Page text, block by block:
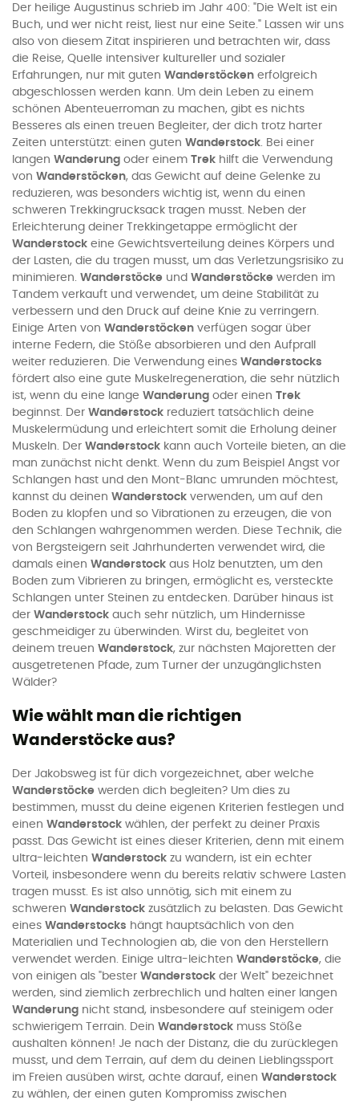
Der heilige Augustinus schrieb im Jahr 400: "Die Welt ist ein
Buch, und wer nicht reist, liest nur eine Seite." Lassen wir uns
also von diesem Zitat inspirieren und betrachten wir, dass
die Reise, Quelle intensiver kultureller und sozialer
Erfahrungen, nur mit guten Wanderstöcken erfolgreich
abgeschlossen werden kann. Um dein Leben zu einem
schönen Abenteuerroman zu machen, gibt es nichts
Besseres als einen treuen Begleiter, der dich trotz harter
Zeiten unterstützt: einen guten Wanderstock . Bei einer
langen Wanderung oder einem Trek hilft die Verwendung
von Wanderstöcken, das Gewicht auf deine Gelenke zu
reduzieren, was besonders wichtig ist, wenn du einen
schweren Trekkingrucksack tragen musst. Neben der
Erleichterung deiner Trekkingetappe ermöglicht der
Wanderstock eine Gewichtsverteilung deines Körpers und
der Lasten, die du tragen musst, um das Verletzungsrisiko zu
minimieren. Wanderstöcke und Wanderstöcke werden im
Tandem verkauft und verwendet, um deine Stabilität zu
verbessern und den Druck auf deine Knie zu verringern.
Einige Arten von Wanderstöcken verfügen sogar über
interne Federn, die Stöße absorbieren und den Aufprall
weiter reduzieren. Die Verwendung eines Wanderstocks
fördert also eine gute Muskelregeneration, die sehr nützlich
ist, wenn du eine lange Wanderung oder einen Trek
beginnst. Der Wanderstock reduziert tatsächlich deine
Muskelermüdung und erleichtert somit die Erholung deiner
Muskeln. Der Wanderstock kann auch Vorteile bieten, an die
man zunächst nicht denkt. Wenn du zum Beispiel Angst vor
Schlangen hast und den Mont-Blanc umrunden möchtest,
kannst du deinen Wanderstock verwenden, um auf den
Boden zu klopfen und so Vibrationen zu erzeugen, die von
den Schlangen wahrgenommen werden. Diese Technik, die
von Bergsteigern seit Jahrhunderten verwendet wird, die
damals einen Wanderstock aus Holz benutzten, um den
Boden zum Vibrieren zu bringen, ermöglicht es, versteckte
Schlangen unter Steinen zu entdecken. Darüber hinaus ist
der Wanderstock auch sehr nützlich, um Hindernisse
geschmeidiger zu überwinden. Wirst du, begleitet von
deinem treuen Wanderstock, zur nächsten Majoretten der
ausgetretenen Pfade, zum Turner der unzugänglichsten
Wälder?
Wie wählt man die richtigen
Wanderstöcke aus?
Der Jakobsweg ist für dich vorgezeichnet, aber welche
Wanderstöcke werden dich begleiten? Um dies zu
bestimmen, musst du deine eigenen Kriterien festlegen und
einen Wanderstock wählen, der perfekt zu deiner Praxis
passt. Das Gewicht ist eines dieser Kriterien, denn mit einem
ultra-leichten Wanderstock zu wandern, ist ein echter
Vorteil, insbesondere wenn du bereits relativ schwere Lasten
tragen musst. Es ist also unnötig, sich mit einem zu
schweren Wanderstock zusätzlich zu belasten. Das Gewicht
eines Wanderstocks hängt hauptsächlich von den
Materialien und Technologien ab, die von den Herstellern
verwendet werden. Einige ultra-leichten Wanderstöcke, die
von einigen als "bester Wanderstock der Welt" bezeichnet
werden, sind ziemlich zerbrechlich und halten einer langen
Wanderung nicht stand, insbesondere auf steinigem oder
schwierigem Terrain. Dein Wanderstock muss Stöße
aushalten können! Je nach der Distanz, die du zurücklegen
musst, und dem Terrain, auf dem du deinen Lieblingssport
im Freien ausüben wirst, achte darauf, einen Wanderstock
zu wählen, der einen guten Kompromiss zwischen